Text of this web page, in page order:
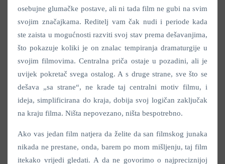
osebujne glumačke postave, ali ni tada film ne gubi na svim
svojim značajkama. Reditelj vam čak nudi i periode kada
ste zaista u mogućnosti razviti svoj stav prema dešavanjima,
što pokazuje koliki je on znalac tempiranja dramaturgije u
svojim filmovima. Centralna priča ostaje u pozadini, ali je
uvijek pokretač svega ostalog. A s druge strane, sve što se
dešava „sa strane“, ne krade taj centralni motiv filmu, i
ideja, simplificirana do kraja, dobija svoj logičan zaključak
na kraju filma. Ništa nepovezano, ništa bespotrebno.
Ako vas jedan film natjera da želite da san filmskog junaka
nikada ne prestane, onda, barem po mom mišljenju, taj film
itekako vrijedi gledati. A da ne govorimo o najpreciznijoj